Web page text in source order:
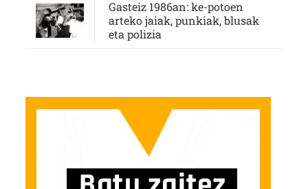
Gasteiz 1986an: ke-potoen
arteko jaiak, punkiak, blusak
eta polizia